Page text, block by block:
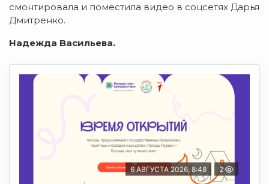
смонтировала и поместила видео в соцсетях Дарья
Дмитренко.
Надежда Васильева.
6 АВГУСТА 2026, 8:48 2